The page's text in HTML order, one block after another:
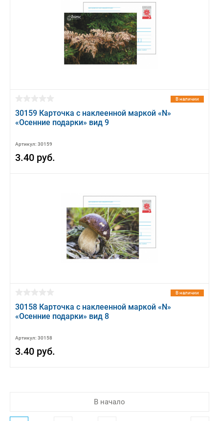
В наличии
30159 Карточка с наклеенной маркой «N»
«Осенние подарки» вид 9
Артикул: 30159
3.40 руб.
В наличии
30158 Карточка с наклеенной маркой «N»
«Осенние подарки» вид 8
Артикул: 30158
3.40 руб.
В начало